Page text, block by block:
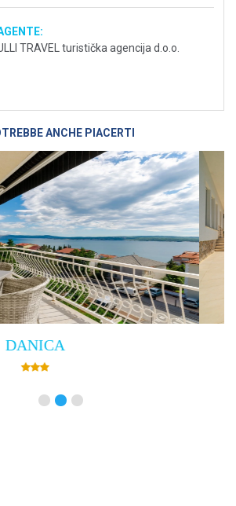
TRAVEL turistička agencija d.o.o.
ANCHE PIACERTI
Villa Empress